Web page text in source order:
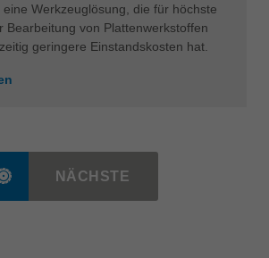
Werkzeuglösung, die für höchste
Bearbeitung von Plattenwerkstoffen
geringere Einstandskosten hat.
NÄCHSTE